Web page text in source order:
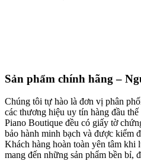
Sản phẩm chính hãng –
Chúng tôi tự hào là đơn vị phân
các thương hiệu uy tín hàng đầu
Piano Boutique đều có giấy tờ
bảo hành minh bạch và được kiểm
Khách hàng hoàn toàn yên tâm khi
mang đến những sản phẩm bền bỉ,